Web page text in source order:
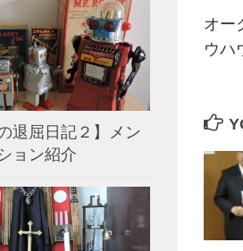
オー
ウハ
退屈日記２】メン
ョン紹介